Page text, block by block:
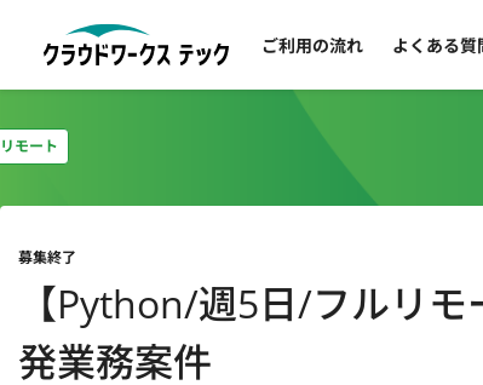
ご利用の流れ よくある質
モート
募集終了
【Python/週5日/フルリ
発業務案件